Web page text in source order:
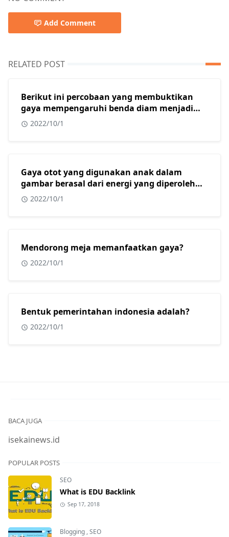
Add Comment
RELATED POST
Berikut ini percobaan yang membuktikan
gaya mempengaruhi benda diam menjadi
bergerak adalah?
2022/10/1
Gaya otot yang digunakan anak dalam
gambar berasal dari energi yang diperoleh
dari?
2022/10/1
Mendorong meja memanfaatkan gaya?
2022/10/1
Bentuk pemerintahan indonesia adalah?
2022/10/1
BACA JUGA
isekainews.id
POPULAR POSTS
SEO
What is EDU Backlink
Sep 17, 2018
Blogging,SEO